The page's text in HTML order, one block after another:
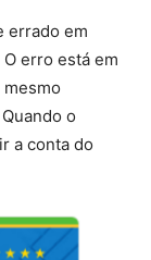
errado em
erro está em
o
a conta do